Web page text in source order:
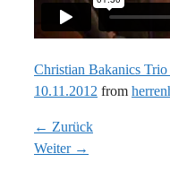
Christian Bakanics
10.11.2012 from
← Zurück
Weiter →